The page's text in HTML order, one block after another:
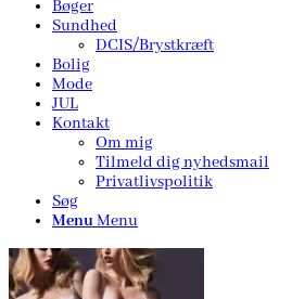
Bøger
Sundhed
DCIS/Brystkræft
Bolig
Mode
JUL
Kontakt
Om mig
Tilmeld dig nyhedsmail
Privatlivspolitik
Søg
MenuMenu